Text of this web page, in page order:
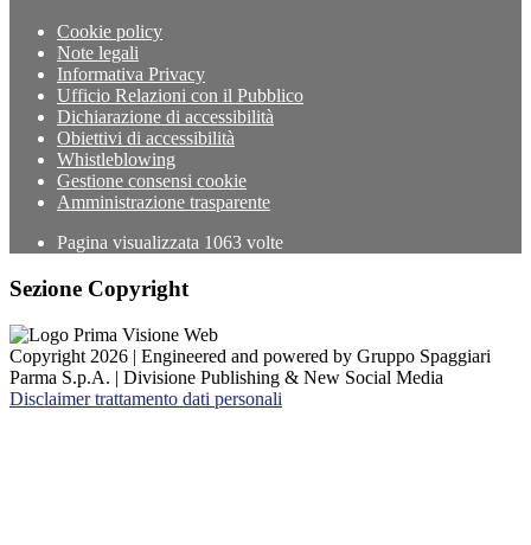
Cookie policy
Note legali
Informativa Privacy
Ufficio Relazioni con il Pubblico
Dichiarazione di accessibilità
Obiettivi di accessibilità
Whistleblowing
Gestione consensi cookie
Amministrazione trasparente
Pagina visualizzata 1063 volte
Sezione Copyright
Copyright 2026 | Engineered and powered by Gruppo Spaggiari
Parma S.p.A. | Divisione Publishing & New Social Media
Disclaimer trattamento dati personali